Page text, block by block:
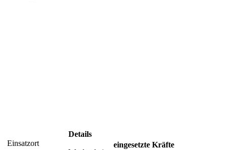
Einsatzort
Details
eingesetzte Kräfte